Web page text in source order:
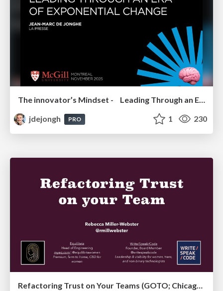
The innovator’s Mindset - Leading Through an Era of Exponential Change - McGill University 2025
jdejongh
PRO 1 230
Refactoring Trust on Your Teams (GOTO; Chicago 2020)